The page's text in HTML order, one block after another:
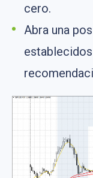
cero.
Abra una